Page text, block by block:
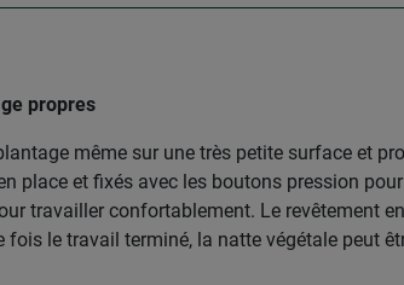
propres
même sur une très petite surface et
place et fixés avec les boutons pression
travailler confortablement. Le revêtement
le travail terminé, la natte végétale peut